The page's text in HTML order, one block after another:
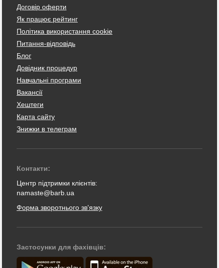
Договір оферти
Як працює рейтинг
Політика використання cookie
Питання-відповідь
Блог
Довідник процедур
Навчальні програми
Вакансії
Хештеги
Карта сайту
Знижки в телеграм
Контакти:
Центр підтримки клієнтів:
namaste@barb.ua
Форма зворотнього зв'язку
Застосунки для фахівців: